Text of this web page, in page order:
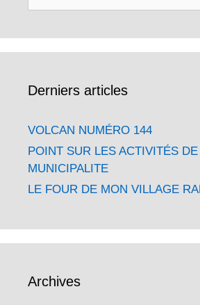
Derniers articles
VOLCAN NUMÉRO 144
POINT SUR LES ACTIVITÉS DE
MUNICIPALITE
LE FOUR DE MON VILLAGE
Archives